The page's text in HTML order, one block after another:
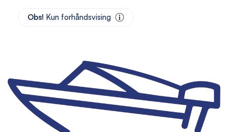
Obs! Kun forhåndsvising